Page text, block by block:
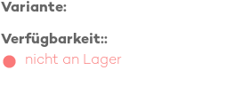
Variante:
Verfügbarkeit::
nicht an Lager